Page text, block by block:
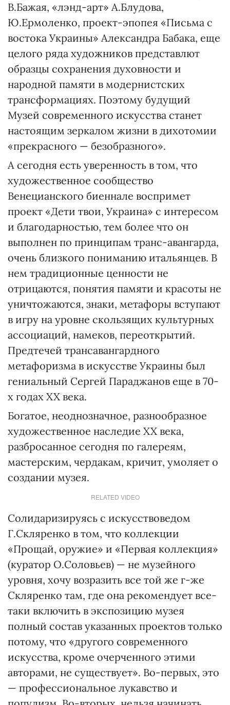
В.Бажая, «лэнд-арт» А.Блудова,
Ю.Ермоленко, проект-эпопея «Письма с
востока Украины» Александра Бабака, еще
целого ряда художников представлют
образцы сохранения духовности и
народной памяти в модернистских
трансформациях. Поэтому будущий
Музей современного искусства станет
настоящим зеркалом жизни в дихотомии
«прекрасного — безобразного».
А сегодня есть уверенность в том, что
художественное сообщество
Венецианского биеннале воспримет
проект «Дети твои, Украина» с интересом
и благодарностью, тем более что он
выполнен по принципам транс-авангарда,
очень близкого пониманию итальянцев. В
нем традиционные ценности не
отрицаются, понятия памяти и красоты не
уничтожаются, знаки, метафоры вступают
в игру на уровне скользящих культурных
ассоциаций, намеков, переоткрытий.
Предтечей трансавангардного
метафоризма в искусстве Украины был
гениальный Сергей Параджанов еще в 70-
х годах XX века.
Богатое, неоднозначное, разнообразное
художественное наследие XX века,
разбросанное сегодня по галереям,
мастерским, чердакам, кричит, умоляет о
создании музея.
RELATED VIDEO
Солидаризируясь с искусствоведом
Г.Скляренко в том, что коллекции
«Прощай, оружие» и «Первая коллекция»
(куратор О.Соловьев) — не музейного
уровня, хочу возразить все той же г-же
Скляренко там, где она рекомендует все-
таки включить в экспозицию музея
полный состав указанных проектов только
потому, что «другого современного
искусства, кроме очерченного этими
авторами, не существует». Во-первых, это
— профессиональное лукавство и